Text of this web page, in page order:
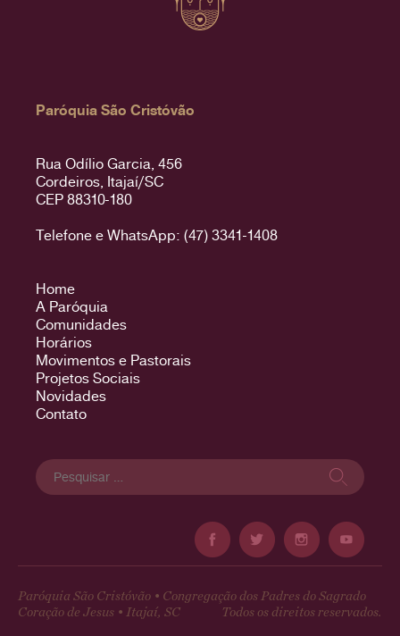
Paróquia São Cristóvão
Rua Odílio Garcia, 456
Cordeiros, Itajaí/SC
CEP 88310-180
Telefone e WhatsApp: (47) 3341-1408
Home
A Paróquia
Comunidades
Horários
Movimentos e Pastorais
Projetos Sociais
Novidades
Contato
Pesquisar
por:
Paróquia São Cristóvão • Congregação dos Padres do Sagrado
Coração de Jesus • Itajaí, SC
Todos os direitos reservados.